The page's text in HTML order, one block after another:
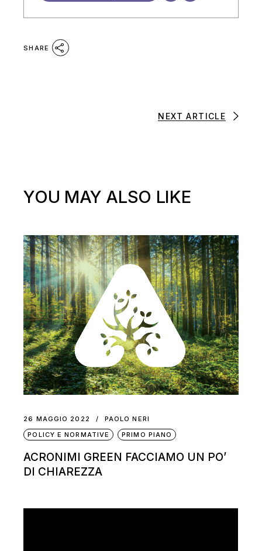
SHARE
NEXT ARTICLE
YOU MAY ALSO LIKE
26 MAGGIO 2022
PAOLO NERI
POLICY E NORMATIVE
PRIMO PIANO
ACRONIMI GREEN FACCIAMO UN PO’
DI CHIAREZZA